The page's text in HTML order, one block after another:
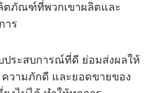
ตภัณฑ์ที่พวกเขาผลิตและ
าร
ประสบการณ์ที่ดี ย่อมส่งผลให้
วามภักดี และยอดขายของ